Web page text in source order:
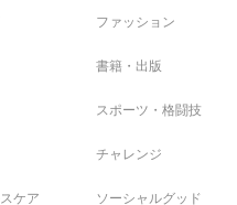
ファッション
書籍・出版
スポーツ・格闘技
チャレンジ
ケア ソーシャルグッド